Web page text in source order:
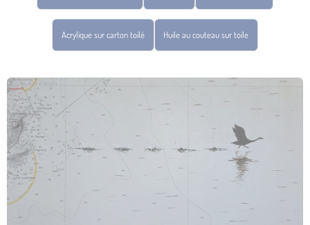
Acrylique sur carton toilé Huile au couteau sur toile